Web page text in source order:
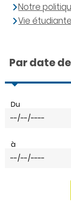
Notre
Vie étudiante
Par date
Du
à